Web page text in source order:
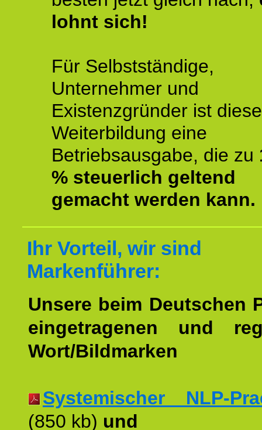
lohnt sich!
Für Selbstständige,
Unternehmer und
Existenzgründer ist diese
Weiterbildung eine
Betriebsausgabe, die zu
% steuerlich geltend
gemacht werden kann.
Ihr Vorteil, wir sind
Markenführer:
Unsere beim Deutschen
eingetragenen und
Wort/Bildmarken
Systemischer NLP-
(850 kb) und